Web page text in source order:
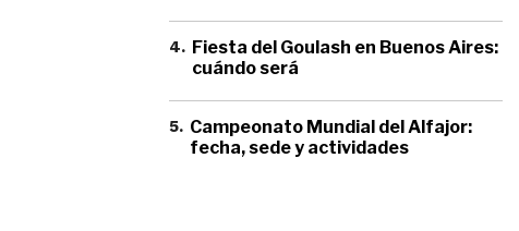
4. Fiesta del Goulash en Buenos Aires:
cuándo será
5. Campeonato Mundial del Alfajor:
fecha, sede y actividades